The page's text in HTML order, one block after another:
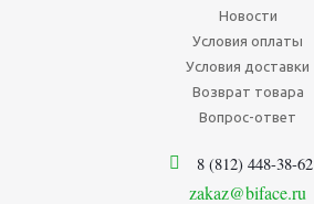
Новости
Условия оплаты
Условия доставки
Возврат товара
Вопрос-ответ
8 (812) 448-38-62
zakaz@biface.ru